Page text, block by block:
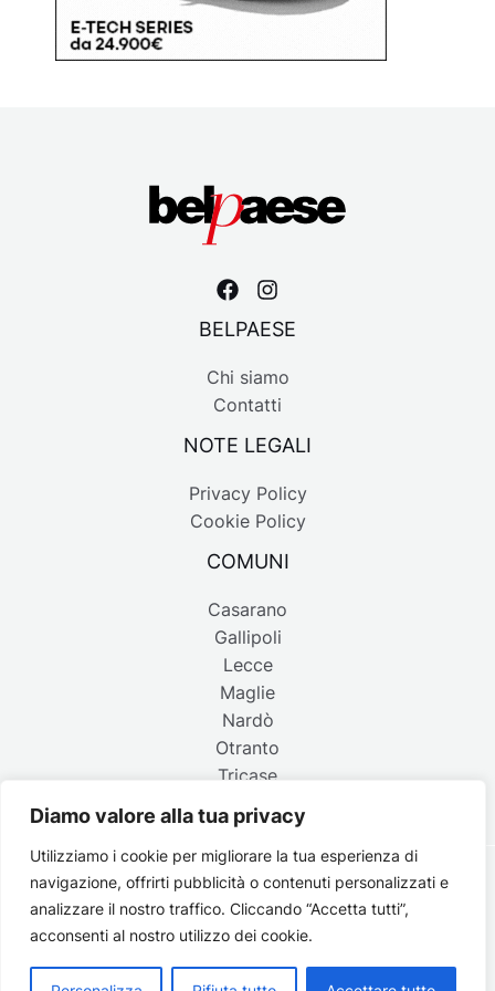
Diamo valore alla tua privacy
Utilizziamo i cookie per migliorare la tua esperienza di
navigazione, offrirti pubblicità o contenuti personalizzati e
analizzare il nostro traffico. Cliccando “Accetta tutti”,
acconsenti al nostro utilizzo dei cookie.
BELPAESE
Chi siamo
Contatti
NOTE LEGALI
Privacy Policy
Cookie Policy
COMUNI
Casarano
Gallipoli
Lecce
Maglie
Nardò
Otranto
Tricase
Copyright © 2026 Belpaese | Periodico d'informazione del
Salento - P.IVA 4637850753 - Testata registrata il 18 gennaio